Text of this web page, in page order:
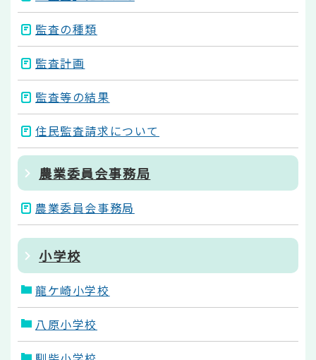
監査の種類
監査計画
監査等の結果
住民監査請求について
農業委員会事務局
農業委員会事務局
小学校
龍ケ崎小学校
八原小学校